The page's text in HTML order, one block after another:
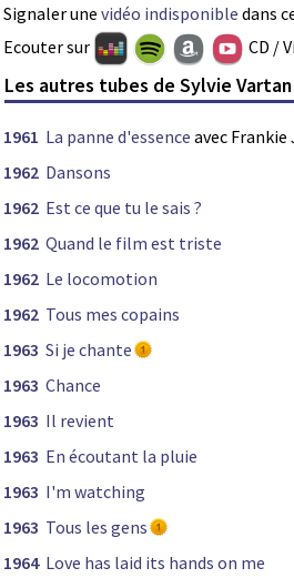
Signaler une vidéo indisponible dans
Ecouter sur
CD /
Les autres tubes de Sylvie Vartan
1961 La panne d'essence avec Frankie
1962 Dansons
1962 Est ce que tu le sais ?
1962 Quand le film est triste
1962 Le locomotion
1962 Tous mes copains
1963 Si je chante
1963 Chance
1963 Il revient
1963 En écoutant la pluie
1963 I'm watching
1963 Tous les gens
1964 Love has laid its hands on me